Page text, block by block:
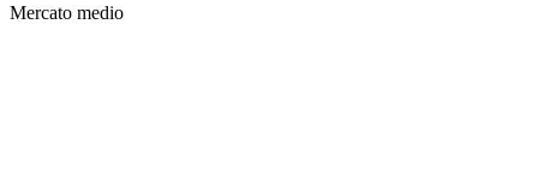
Mercato medio